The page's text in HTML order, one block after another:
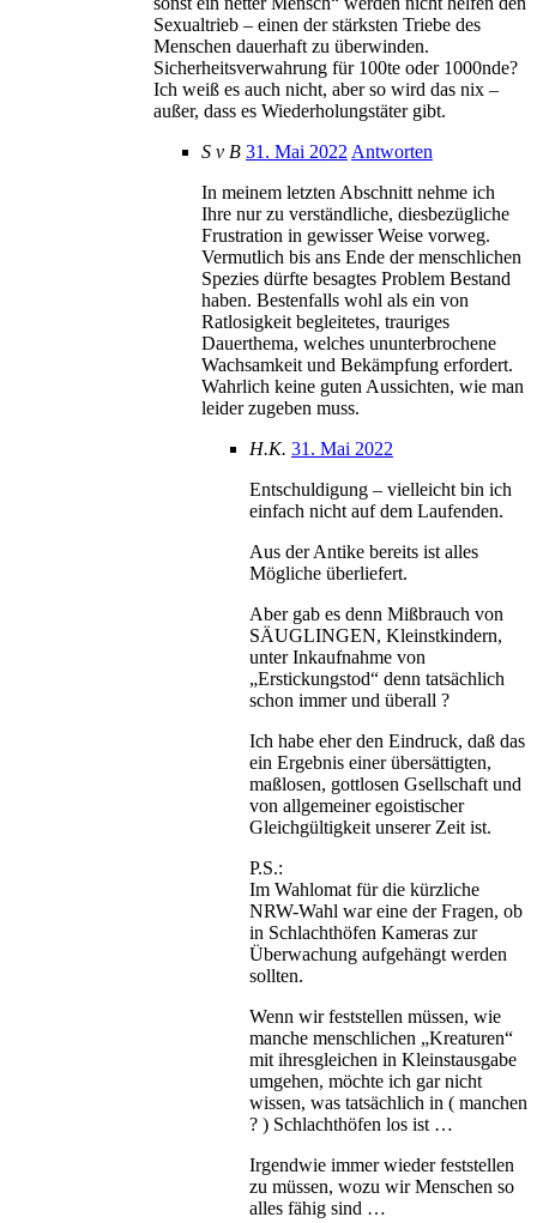
Sexualtrieb – einen der stärksten Triebe des
Menschen dauerhaft zu überwinden.
Sicherheitsverwahrung für 100te oder 1000nde?
Ich weiß es auch nicht, aber so wird das nix –
außer, dass es Wiederholungstäter gibt.
S v B 31. Mai 2022 Antworten
In meinem letzten Abschnitt nehme ich
Ihre nur zu verständliche, diesbezügliche
Frustration in gewisser Weise vorweg.
Vermutlich bis ans Ende der menschlichen
Spezies dürfte besagtes Problem Bestand
haben. Bestenfalls wohl als ein von
Ratlosigkeit begleitetes, trauriges
Dauerthema, welches ununterbrochene
Wachsamkeit und Bekämpfung erfordert.
Wahrlich keine guten Aussichten, wie man
leider zugeben muss.
H.K. 31. Mai 2022
Entschuldigung – vielleicht bin ich
einfach nicht auf dem Laufenden.
Aus der Antike bereits ist alles
Mögliche überliefert.
Aber gab es denn Mißbrauch von
SÄUGLINGEN, Kleinstkindern,
unter Inkaufnahme von
„Erstickungstod“ denn tatsächlich
schon immer und überall ?
Ich habe eher den Eindruck, daß das
ein Ergebnis einer übersättigten,
maßlosen, gottlosen Gsellschaft und
von allgemeiner egoistischer
Gleichgültigkeit unserer Zeit ist.
P.S.:
Im Wahlomat für die kürzliche
NRW-Wahl war eine der Fragen, ob
in Schlachthöfen Kameras zur
Überwachung aufgehängt werden
sollten.
Wenn wir feststellen müssen, wie
manche menschlichen „Kreaturen“
mit ihresgleichen in Kleinstausgabe
umgehen, möchte ich gar nicht
wissen, was tatsächlich in ( manchen
? ) Schlachthöfen los ist …
Irgendwie immer wieder feststellen
zu müssen, wozu wir Menschen so
alles fähig sind …